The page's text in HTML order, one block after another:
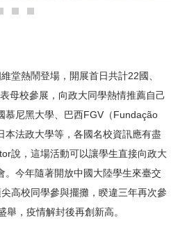
堂熱鬧登場，開展首日共計22國、
母校參展，向政大同學熱情推薦自己
慕尼黑大學、巴西FGV（Fundação
法政大學等，各國名校資訊應有盡
說，這場活動可以讓學生直接向政大
。今年隨著開放中國大陸學生來臺交
高校同學參與擺攤，睽違三年再次參
，疫情解封後再創新高。